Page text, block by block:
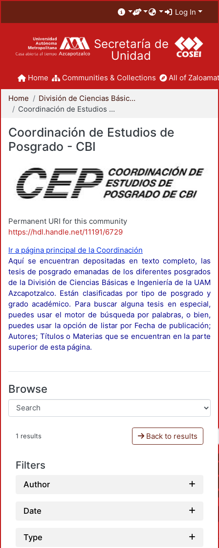
Log In
Secretaría de
Unidad
Home Communities & Collections All of
Home
División de Ciencias Básicas e Ingeniería
Coordinación de Estudios de Posgrado - CBI
Coordinación de Estudios de
Posgrado - CBI
Permanent URI for this community
https://hdl.handle.net/11191/6729
Ir a página principal de la Coordinación
Aquí se encuentran depositadas en texto completo, las
tesis de posgrado emanadas de los diferentes posgrados
de la División de Ciencias Básicas e Ingeniería de la UAM
Azcapotzalco. Están clasificadas por tipo de posgrado y
grado académico. Para buscar alguna tesis en especial,
puedes usar el motor de búsqueda por palabras, o bien,
puedes usar la opción de listar por Fecha de publicación;
Autores; Títulos o Materias que se encuentran en la parte
superior de esta página.
Browse
1 results Back to results
Filters
Author
Date
Type